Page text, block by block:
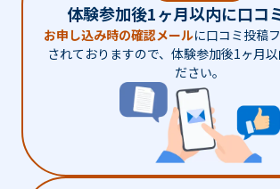
体験参加後1ヶ月以内に口コ
お申し込み時の確認メールに口コミ投稿
されておりますので、体験参加後1ヶ月
ださい。